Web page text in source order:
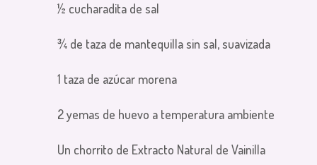
½ cucharadita de sal
¾ de taza de mantequilla sin sal, suavizada
1 taza de azúcar morena
2 yemas de huevo a temperatura ambiente
Un chorrito de Extracto Natural de Vainilla